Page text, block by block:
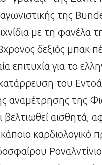
της
με τη φανέλα
δεξιός μπακ
επιτυχία για το
του
αναμέτρησης της
βελτιωθεί αισθητά,
κάποιο καρδιολογικό